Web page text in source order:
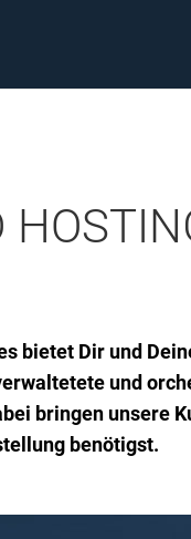
bietet Dir und
und
bringen unsere
benötigst.